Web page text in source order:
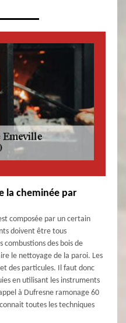
la cheminée par
composée par un certain
doivent être tous
des bois de
le nettoyage de la paroi. Les
des particules. Il faut donc
en utilisant les instruments
à Dufresne ramonage 60
toutes les techniques